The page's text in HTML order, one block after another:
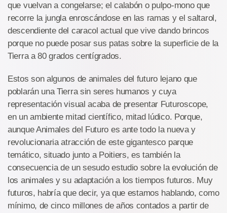
que vuelvan a congelarse; el calabón o pulpo-mono que
recorre la jungla enroscándose en las ramas y el saltarol,
descendiente del caracol actual que vive dando brincos
porque no puede posar sus patas sobre la superficie de la
Tierra a 80 grados centígrados.
Estos son algunos de animales del futuro lejano que
poblarán una Tierra sin seres humanos y cuya
representación visual acaba de presentar Futuroscope,
en un ambiente mitad científico, mitad lúdico. Porque,
aunque Animales del Futuro es ante todo la nueva y
revolucionaria atracción de este gigantesco parque
temático, situado junto a Poitiers, es también la
consecuencia de un sesudo estudio sobre la evolución de
los animales y su adaptación a los tiempos futuros. Muy
futuros, habría que decir, ya que estamos hablando, como
mínimo, de cinco millones de años contados a partir de